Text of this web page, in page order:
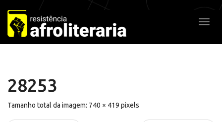
Pular
para
o
conteúdo
28253
Tamanho total da imagem: 740 × 419 pixels